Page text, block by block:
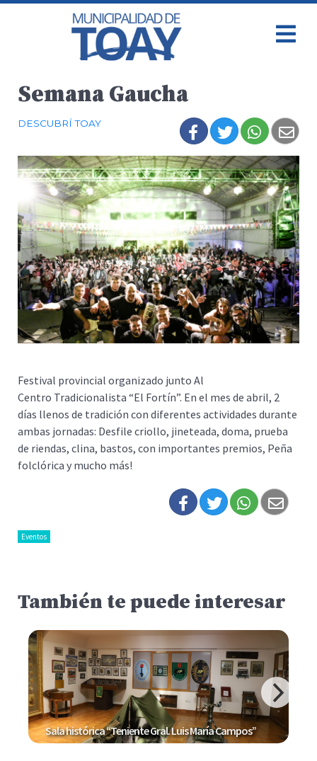
Semana Gaucha
DESCUBRÍ TOAY
Festival provincial organizado junto Al
Centro Tradicionalista “El Fortín”. En el mes de abril, 2
días llenos de tradición con diferentes actividades durante
ambas jornadas: Desfile criollo, jineteada, doma, prueba
de riendas, clina, bastos, con importantes premios, Peña
folclórica y mucho más!
Eventos
También te puede interesar
Sala histórica “Teniente Gral. Luis María Campos”